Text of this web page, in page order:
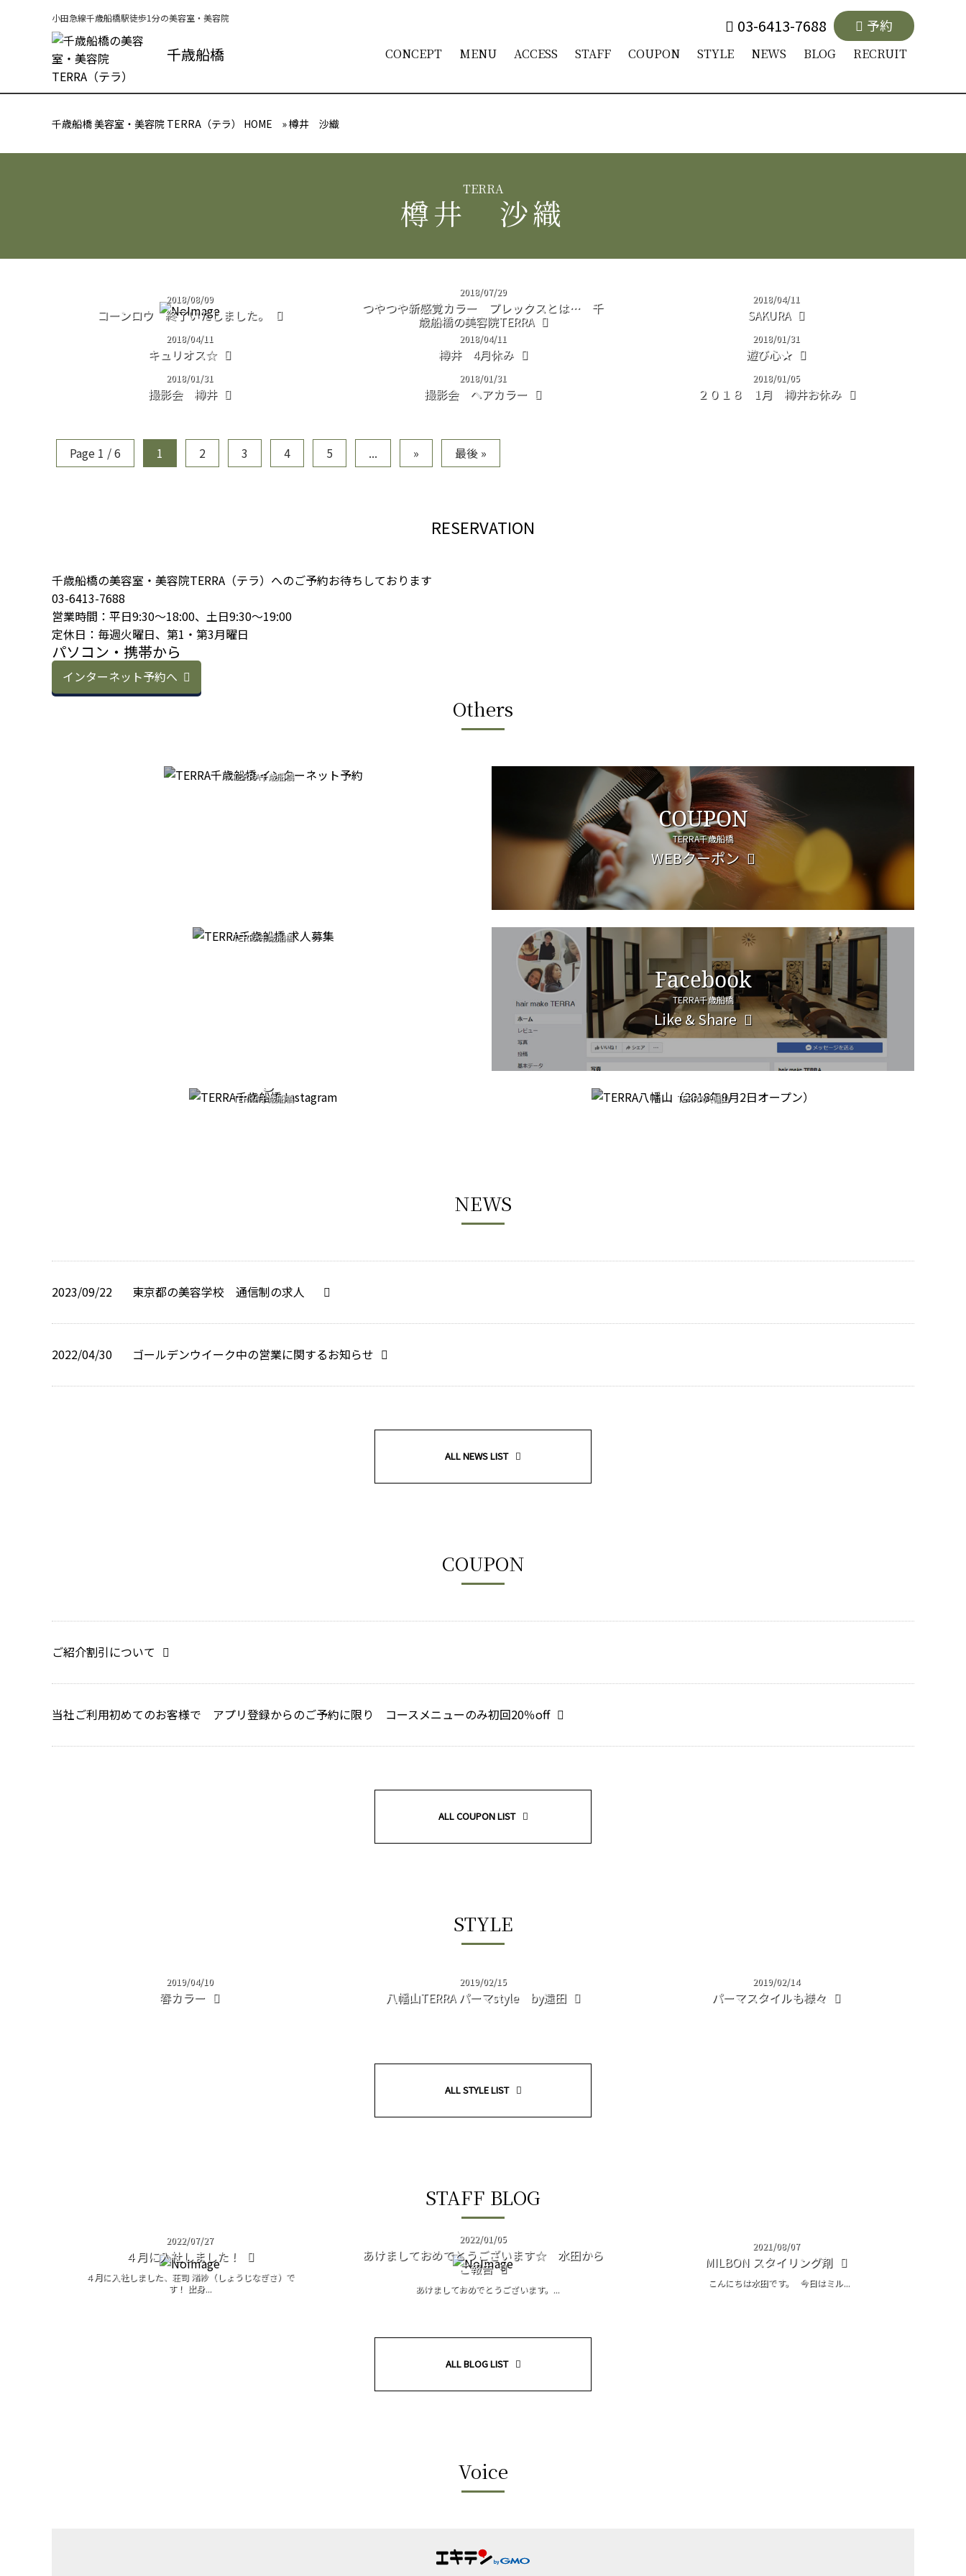
小田急線千歳船橋駅徒歩1分の美容室・美容院
千歳船橋
予約
03-6413-7688
CONCEPT MENU ACCESS STAFF COUPON STYLE NEWS BLOG RECRUIT
千歳船橋 美容室・美容院 TERRA（テラ） HOME »樽井 沙織
樽井 沙織
2018/08/09
コーンロウ 終了いたしました。
2018/07/29
つやつや新感覚カラー プレックスとは… 千
歳船橋の美容院TERRA
2018/04/11
SAKURA
2018/04/11
キュリオス☆
2018/04/11
樽井 4月休み
2018/01/31
遊び心★
2018/01/31
撮影会 樽井
2018/01/31
撮影会 ヘアカラー
2018/01/05
２０１８ 1月 樽井お休み
Page 1 / 6 1 2 3 4 5 ... » 最後 »
RESERVATION
千歳船橋の美容室・美容院TERRA（テラ）へのご予約お待ちしております
03-6413-7688
営業時間：平日9:30～18:00、土日9:30～19:00
定休日：毎週火曜日、第1・第3月曜日
パソコン・携帯から
インターネット予約へ
Others
TERRA千歳船橋
COUPON
TERRA千歳船橋
WEBクーポン
TERRA千歳船橋
Facebook
TERRA千歳船橋
Like & Share
TERRA千歳船橋
HACHIMANYAMA
TERRA八幡山
NEWS
2023/09/22 東京都の美容学校 通信制の求人
2022/04/30 ゴールデンウイーク中の営業に関するお知らせ
ALL NEWS LIST
COUPON
ご紹介割引について
当社ご利用初めてのお客様で アプリ登録からのご予約に限り コースメニューのみ初回20％off
ALL COUPON LIST
STYLE
2019/04/10
春カラー
2019/02/15
八幡山TERRA パーマstyle by遠田
2019/02/14
パーマスタイルも様々
ALL STYLE LIST
STAFF BLOG
2022/07/27
４月に入社しました！
４月に入社しました、荘司 渚紗（しょうじなぎさ）で
す！ 出身...
2022/01/05
あけましておめでとうございます☆ 水田から
ご報告
あけましておめでとうございます。...
2021/08/07
MILBON スタイリング剤
こんにちは水田です。 今日はミル...
ALL BLOG LIST
Voice